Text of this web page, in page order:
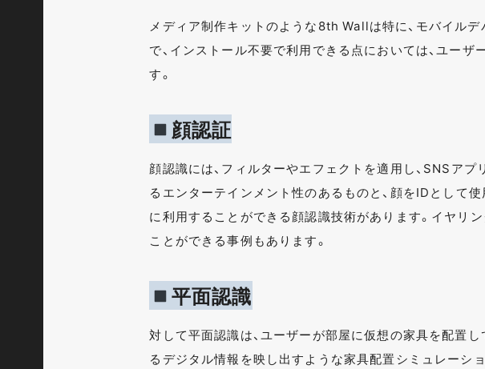
メディア制作キットのような8th Wallは特に、モバイル
で、インストール不要で利用できる点においては、ユー
す。
顔認証
顔認識には、フィルターやエフェクトを適用し、SNSア
るエンターテインメント性のあるものと、顔をIDとして
に利用することができる顔認識技術があります。イヤリ
ことができる事例もあります。
平面認識
対して平面認識は、ユーザーが部屋に仮想の家具を配置
るデジタル情報を映し出すような家具配置シミュレーシ